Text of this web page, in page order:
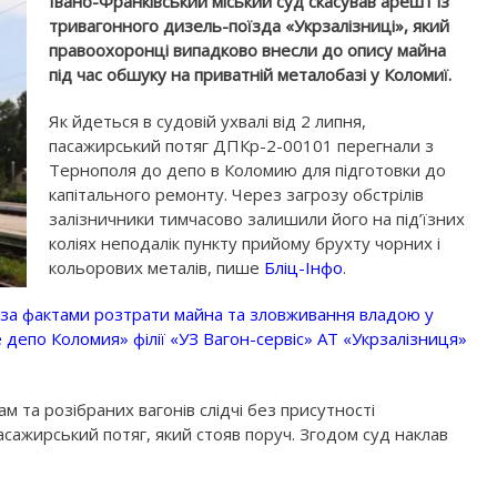
тривагонного дизель-поїзда «Укрзалізниці», який
правоохоронці випадково внесли до опису майна
під час обшуку на приватній металобазі у Коломиї.
Як йдеться в судовій ухвалі від 2 липня,
пасажирський потяг ДПКр-2-00101 перегнали з
Тернополя до депо в Коломию для підготовки до
капітального ремонту. Через загрозу обстрілів
залізничники тимчасово залишили його на під’їзних
коліях неподалік пункту прийому брухту чорних і
кольорових металів, пише Бліц-Інфо.
фактами розтрати майна та зловживання владою у
Коломия» філії «УЗ Вагон-сервіс» АТ «Укрзалізниця»
розібраних вагонів слідчі без присутності
потяг, який стояв поруч. Згодом суд наклав